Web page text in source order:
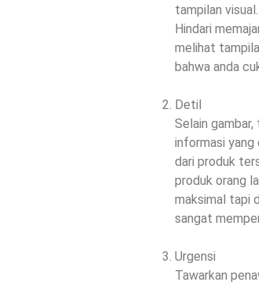
tampilan
Hindari
melihat
bahwa anda
Detil
Selain
informasi yang
dari produk
produk orang
maksimal tapi
sangat
Urgensi
Tawarkan